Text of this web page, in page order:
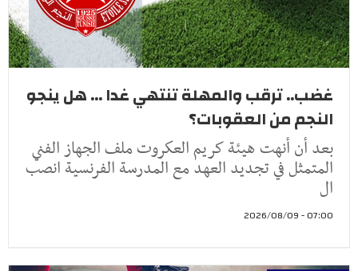
غضب.. ترقب والمهلة تنتهي غدا ... هل ينجو
النجم من العقوبات؟
بعد أن أنهت هيئة كريم العكروت ملف الجهاز الفني
المتمثل في تجديد العهد مع المدرسة الفرنسية انصب
ال
07:00 - 2026/08/09